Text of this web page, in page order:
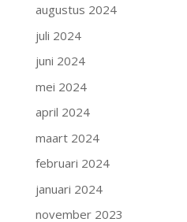
augustus 2024
juli 2024
juni 2024
mei 2024
april 2024
maart 2024
februari 2024
januari 2024
november 2023